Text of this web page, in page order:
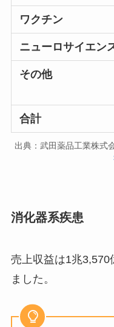
ワクチン
ニューロサイエン
その他
合計
出典：武田薬品工業株式
消化器系疾患
売上収益は1兆3,570
ました。